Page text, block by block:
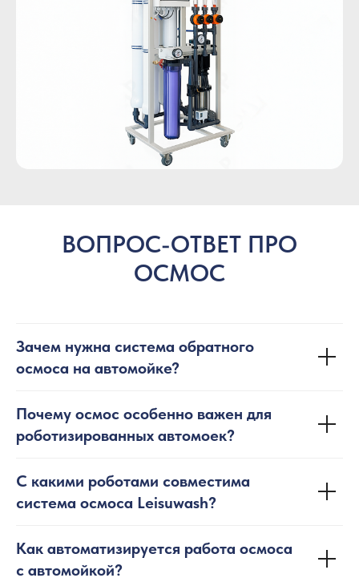
ВОПРОС-ОТВЕТ ПРО
ОСМОС
Зачем нужна система обратного
осмоса на автомойке?
Почему осмос особенно важен для
роботизированных автомоек?
С какими роботами совместима
система осмоса Leisuwash?
Как автоматизируется работа осмоса
с автомойкой?